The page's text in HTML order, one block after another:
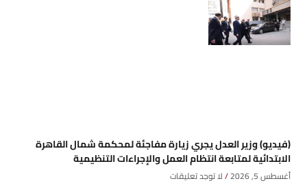
(فيديو) وزير العدل يجري زيارة مفاجئة لمحكمة شمال القاهرة
الابتدائية لمتابعة انتظام العمل والإجراءات التنظيمية
أغسطس 5, 2026 لا توجد تعليقات